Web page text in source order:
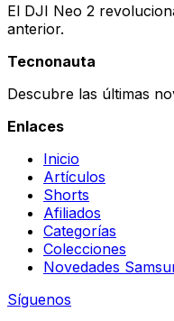
El DJI Neo 2
anterior.
Tecnonauta
Descubre las últimas
Enlaces
Inicio
Artículos
Shorts
Afiliados
Categorías
Colecciones
Novedades
Síguenos